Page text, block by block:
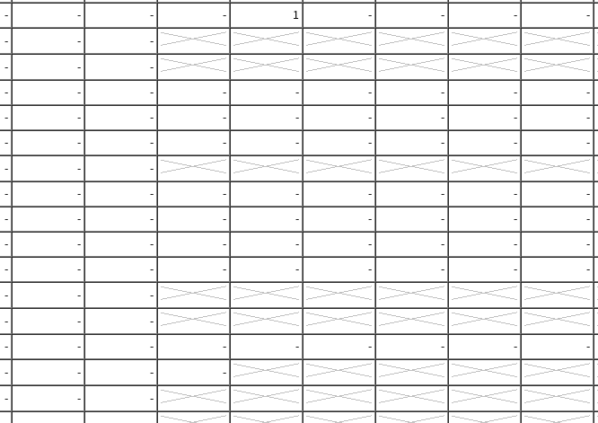
- - - - 1 - - -
-
- -
-
- -
-
- - - - - - - -
-
- - - - - - - -
-
- - - - - - - -
-
- -
-
- - - - - - - -
-
- - - - - - - -
-
- - - - - - - -
-
- - - - - - - -
-
- -
-
- -
-
- - - - - - - -
-
- - -
-
- -
-